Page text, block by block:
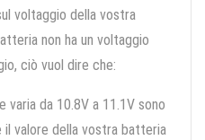
voltaggio della vostra
non ha un voltaggio
ciò vuol dire che:
da 10.8V a 11.1V sono
valore della vostra batteria